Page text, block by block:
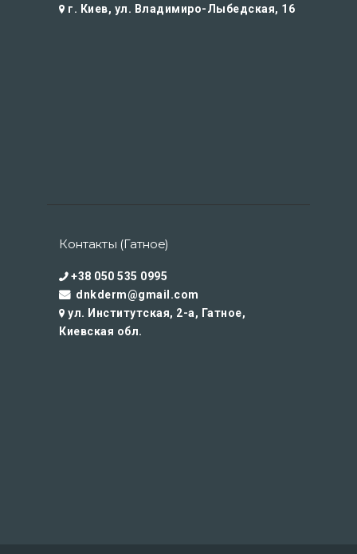
г. Киев, ул. Владимиро-Лыбедская, 16
Контакты (Гатное)
+38 050 535 0995
dnkderm@gmail.com
ул. Институтская, 2-а, Гатное,
Киевская обл.